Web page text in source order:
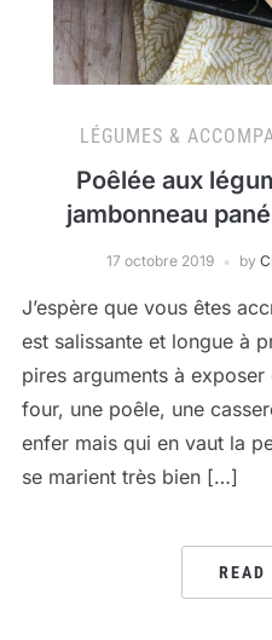
LÉGUMES &
Poêlée aux
jambonneau
17 octobre 2019 by
J’espère que vous êtes
est salissante et longue à
pires arguments à
four, une poêle, une
enfer mais qui en vaut la
se marient très bien […]
READ